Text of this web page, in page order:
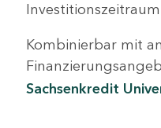
Kombinierbar mit
Sachsenkredit